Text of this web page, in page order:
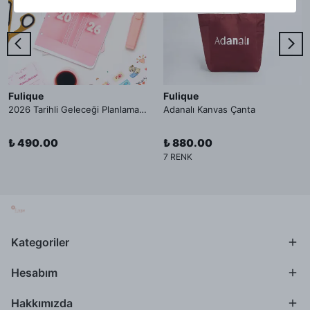
Fulique
2026 Tarihli Geleceği Planlama Ajandası İç Sayfa
₺ 490.00
Fulique
Adanalı Kanvas Çanta
₺ 880.00
7 RENK
Kategoriler
Hesabım
Hakkımızda